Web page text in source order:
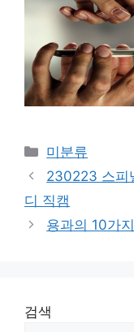
Categories
미분류
230223 스피
디 직캠
용과의 10가
검색